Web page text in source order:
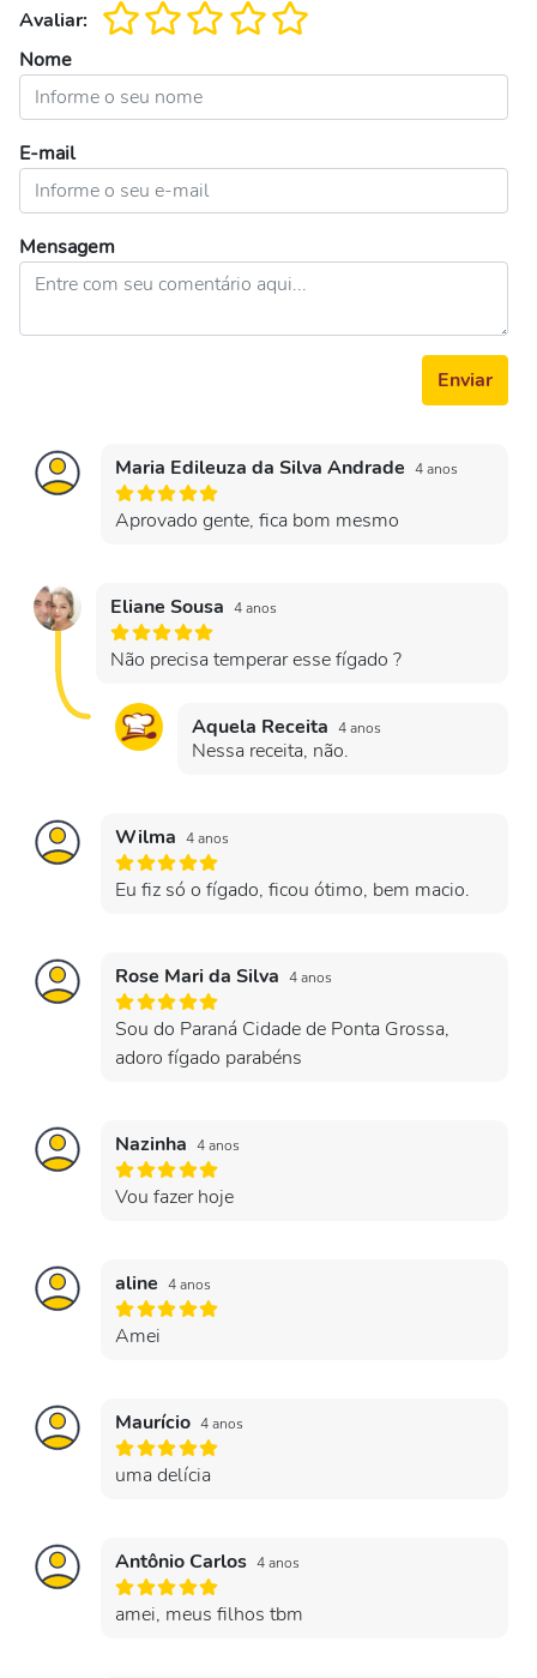
Avaliar:
Nome
E-mail
Mensagem
Enviar
Maria Edileuza da Silva Andrade 4 anos
Aprovado gente, fica bom mesmo
Eliane Sousa 4 anos
Não precisa temperar esse fígado ?
Aquela Receita 4 anos
Nessa receita, não.
Wilma 4 anos
Eu fiz só o fígado, ficou ótimo, bem macio.
Rose Mari da Silva 4 anos
Sou do Paraná Cidade de Ponta Grossa,
adoro fígado parabéns
Nazinha 4 anos
Vou fazer hoje
aline 4 anos
Amei
Maurício 4 anos
uma delícia
Antônio Carlos 4 anos
amei, meus filhos tbm